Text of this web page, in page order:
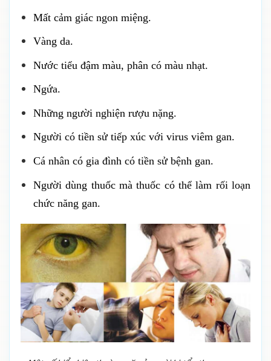
Mất cảm giác ngon miệng.
Vàng da.
Nước tiểu đậm màu, phân có màu nhạt.
Ngứa.
Những người nghiện rượu nặng.
Người có tiền sử tiếp xúc với virus viêm gan.
Cá nhân có gia đình có tiền sử bệnh gan.
Người dùng thuốc mà thuốc có thể làm rối loạn
chức năng gan.